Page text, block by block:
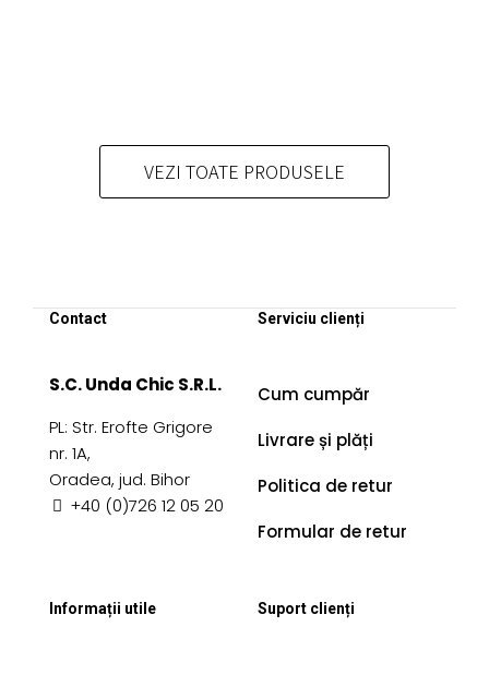
alese
VEZI TOATE PRODUSELE
Contact
S.C. Unda Chic S.R.L.
PL: Str. Erofte Grigore
nr. 1A,
Oradea, jud. Bihor
+40 (0)726 12 05 20
Serviciu clienți
Cum cumpăr
Livrare și plăți
Politica de retur
Formular de retur
Informații utile Suport clienți